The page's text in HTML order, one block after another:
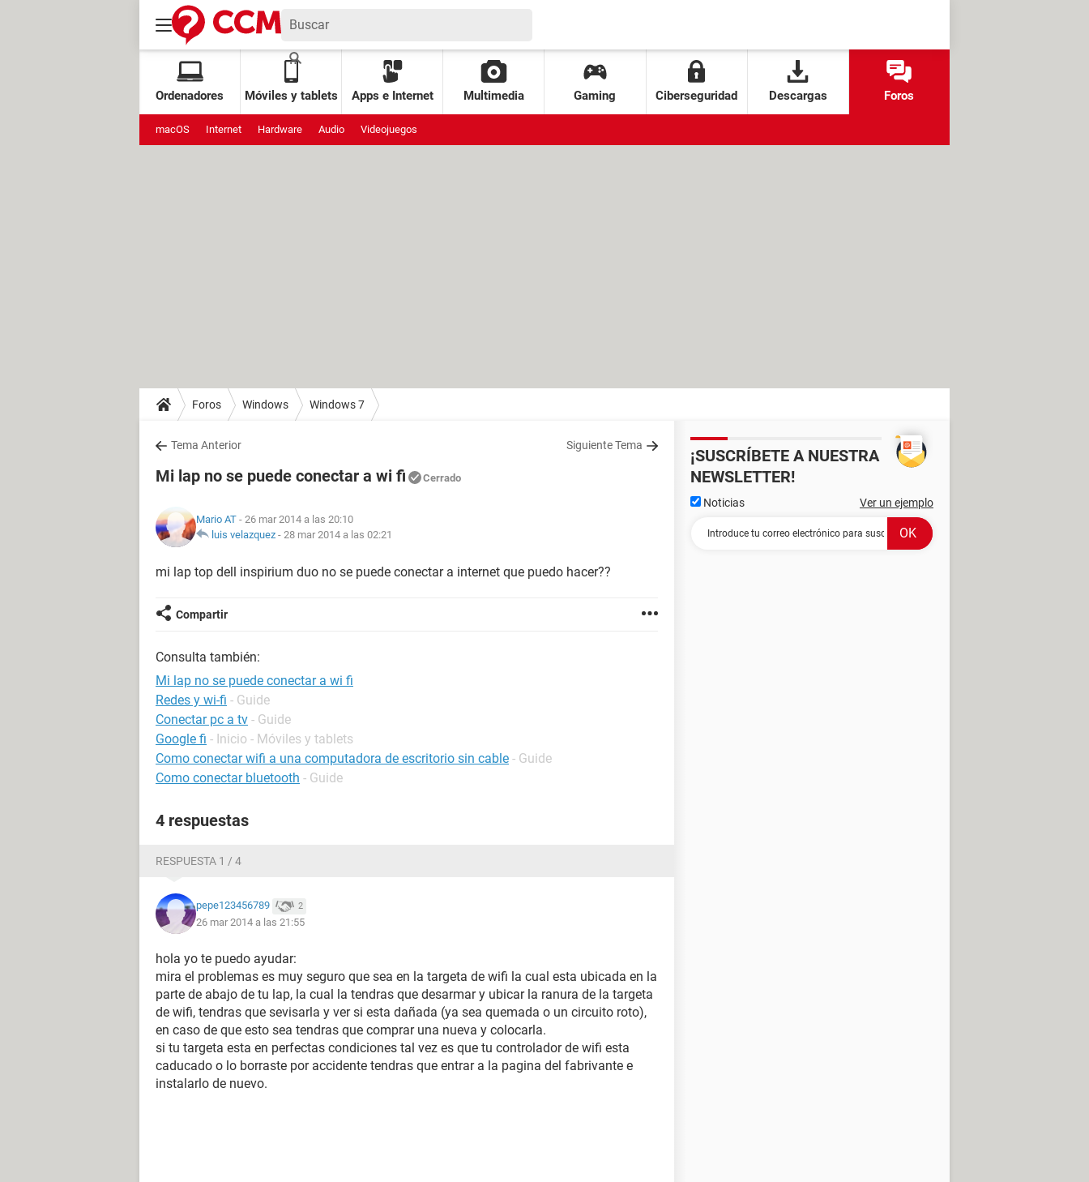
Ordenadores Móviles y tablets Apps e Internet Multimedia Gaming Ciberseguridad Descargas Foros
macOS Internet Hardware Audio Videojuegos
Foros Windows Windows 7
Tema Anterior Siguiente Tema
Mi lap no se puede conectar a wi fi Cerrado
Mario AT - 26 mar 2014 a las 20:10
luis velazquez - 28 mar 2014 a las 02:21
mi lap top dell inspirium duo no se puede conectar a internet que puedo hacer??
Compartir
Consulta también:
Mi lap no se puede conectar a wi fi
Redes y wi-fi - Guide
Conectar pc a tv - Guide
Google fi - Inicio - Móviles y tablets
Como conectar wifi a una computadora de escritorio sin cable - Guide
Como conectar bluetooth - Guide
4 respuestas
RESPUESTA 1 / 4
pepe123456789 2
26 mar 2014 a las 21:55
hola yo te puedo ayudar:
mira el problemas es muy seguro que sea en la targeta de wifi la cual esta ubicada en la
parte de abajo de tu lap, la cual la tendras que desarmar y ubicar la ranura de la targeta
de wifi, tendras que sevisarla y ver si esta dañada (ya sea quemada o un circuito roto),
en caso de que esto sea tendras que comprar una nueva y colocarla.
si tu targeta esta en perfectas condiciones tal vez es que tu controlador de wifi esta
caducado o lo borraste por accidente tendras que entrar a la pagina del fabrivante e
instalarlo de nuevo.
¡SUSCRÍBETE A NUESTRA
NEWSLETTER!
Noticias Ver un ejemplo